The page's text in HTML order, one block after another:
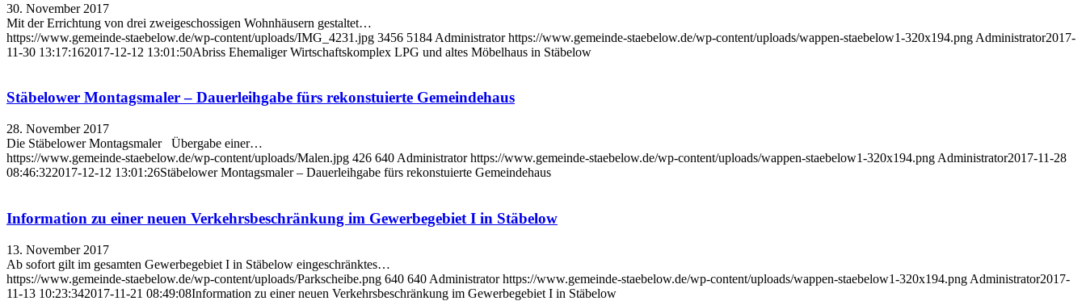
30. November 2017
Mit der Errichtung von drei zweigeschossigen Wohnhäusern gestaltet…
https://www.gemeinde-staebelow.de/wp-content/uploads/IMG_4231.jpg 3456 5184 Administrator https://www.gemeinde-staebelow.de/wp-content/uploads/wappen-staebelow1-320x194.png Administrator2017-
11-30 13:17:162017-12-12 13:01:50Abriss Ehemaliger Wirtschaftskomplex LPG und altes Möbelhaus in Stäbelow
Stäbelower Montagsmaler – Dauerleihgabe fürs rekonstuierte Gemeindehaus
28. November 2017
Die Stäbelower Montagsmaler Übergabe einer…
https://www.gemeinde-staebelow.de/wp-content/uploads/Malen.jpg 426 640 Administrator https://www.gemeinde-staebelow.de/wp-content/uploads/wappen-staebelow1-320x194.png Administrator2017-11-28
08:46:322017-12-12 13:01:26Stäbelower Montagsmaler – Dauerleihgabe fürs rekonstuierte Gemeindehaus
Information zu einer neuen Verkehrsbeschränkung im Gewerbegebiet I in Stäbelow
13. November 2017
Ab sofort gilt im gesamten Gewerbegebiet I in Stäbelow eingeschränktes…
https://www.gemeinde-staebelow.de/wp-content/uploads/Parkscheibe.png 640 640 Administrator https://www.gemeinde-staebelow.de/wp-content/uploads/wappen-staebelow1-320x194.png Administrator2017-
11-13 10:23:342017-11-21 08:49:08Information zu einer neuen Verkehrsbeschränkung im Gewerbegebiet I in Stäbelow